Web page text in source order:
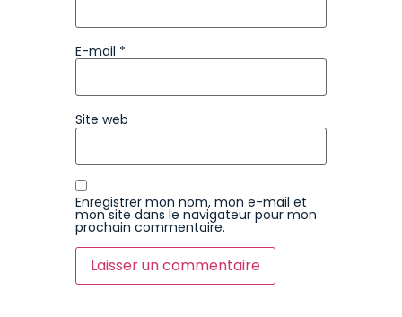
E-mail *
Site web
Enregistrer mon nom, mon e-mail et
mon site dans le navigateur pour mon
prochain commentaire.